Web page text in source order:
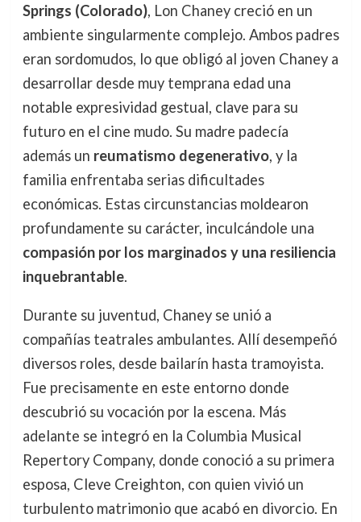
Springs (Colorado), Lon Chaney creció en un
ambiente singularmente complejo. Ambos padres
eran sordomudos, lo que obligó al joven Chaney a
desarrollar desde muy temprana edad una
notable expresividad gestual, clave para su
futuro en el cine mudo. Su madre padecía
además un reumatismo degenerativo, y la
familia enfrentaba serias dificultades
económicas. Estas circunstancias moldearon
profundamente su carácter, inculcándole una
compasión por los marginados y una resiliencia
inquebrantable.
Durante su juventud, Chaney se unió a
compañías teatrales ambulantes. Allí desempeñó
diversos roles, desde bailarín hasta tramoyista.
Fue precisamente en este entorno donde
descubrió su vocación por la escena. Más
adelante se integró en la Columbia Musical
Repertory Company, donde conoció a su primera
esposa, Cleve Creighton, con quien vivió un
turbulento matrimonio que acabó en divorcio. En